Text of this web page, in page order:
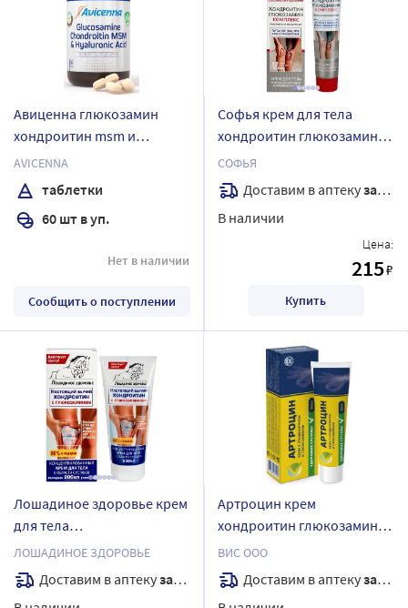
Авиценна глюкозамин
хондроитин msm и
гиалуроновая кислота 60
шт. таблетки массой 1150
мг
AVICENNA
таблетки
60 шт в уп.
Нет в наличии
Сообщить о поступлении
Софья крем для тела
хондроитин глюкозамин
125 мл
СОФЬЯ
Доставим в аптекузавтра
В наличии
Цена:
215₽
Купить
Лошадиное здоровье крем
для тела
концентрированный
хондроитин глюкозамин
питание и смазка 200 мл
ЛОШАДИНОЕ ЗДОРОВЬЕ
Доставим в аптекузавтра
Артроцин крем
хондроитин глюкозамин
50 мл
ВИС ООО
Доставим в аптекузавтра